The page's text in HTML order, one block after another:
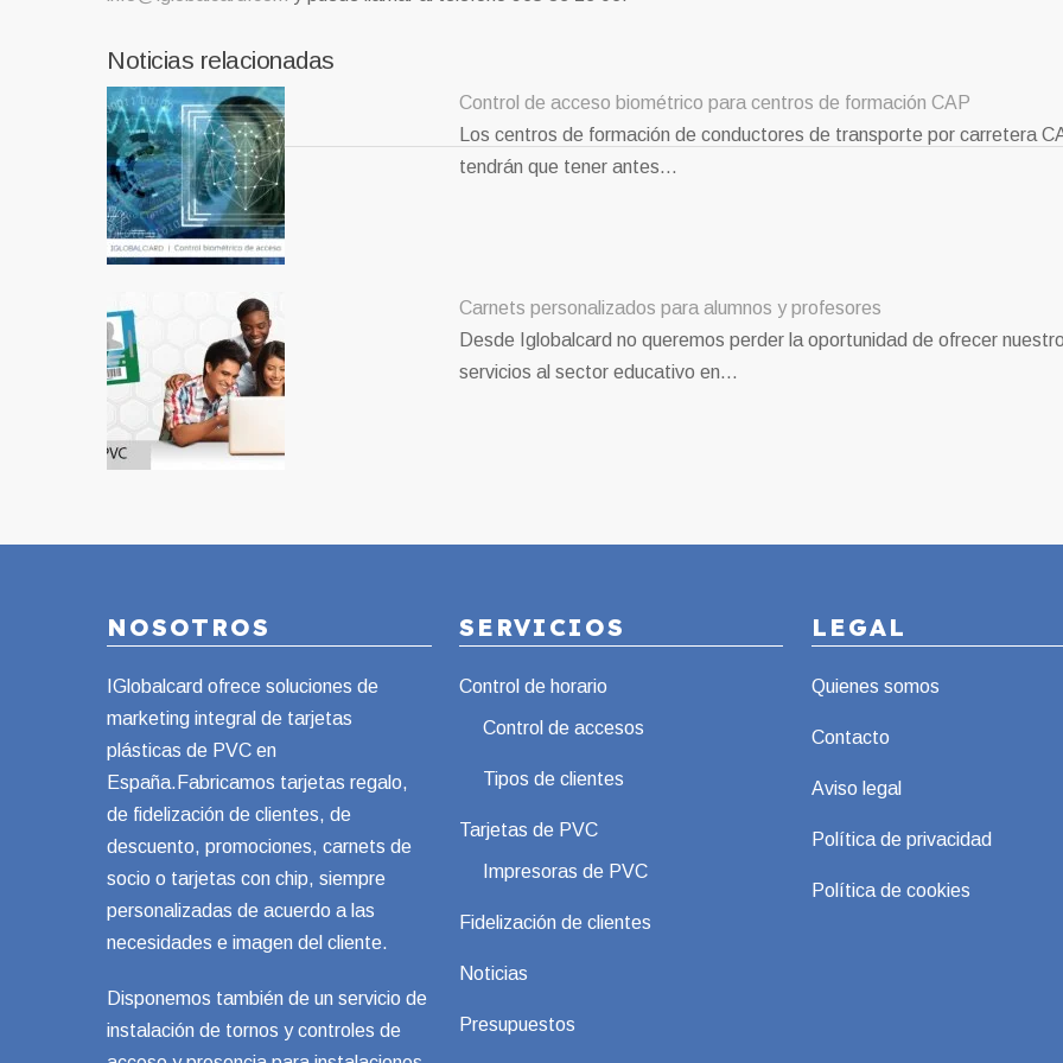
Noticias relacionadas
Control de acceso biométrico para centros de formación CAP
Los centros de formación de conductores de transporte por carretera
tendrán que tener antes…
Carnets personalizados para alumnos y profesores
Desde Iglobalcard no queremos perder la oportunidad de ofrecer
servicios al sector educativo en…
NOSOTROS
IGlobalcard ofrece soluciones de
marketing integral de tarjetas
plásticas de PVC en
España.Fabricamos tarjetas regalo,
de fidelización de clientes, de
descuento, promociones, carnets de
socio o tarjetas con chip, siempre
personalizadas de acuerdo a las
necesidades e imagen del cliente.
Disponemos también de un servicio de
instalación de tornos y controles de
SERVICIOS
Control de horario
Control de accesos
Tipos de clientes
Tarjetas de PVC
Impresoras de PVC
Fidelización de clientes
Noticias
Presupuestos
LEGAL
Quienes somos
Contacto
Aviso legal
Política de privacidad
Política de cookies